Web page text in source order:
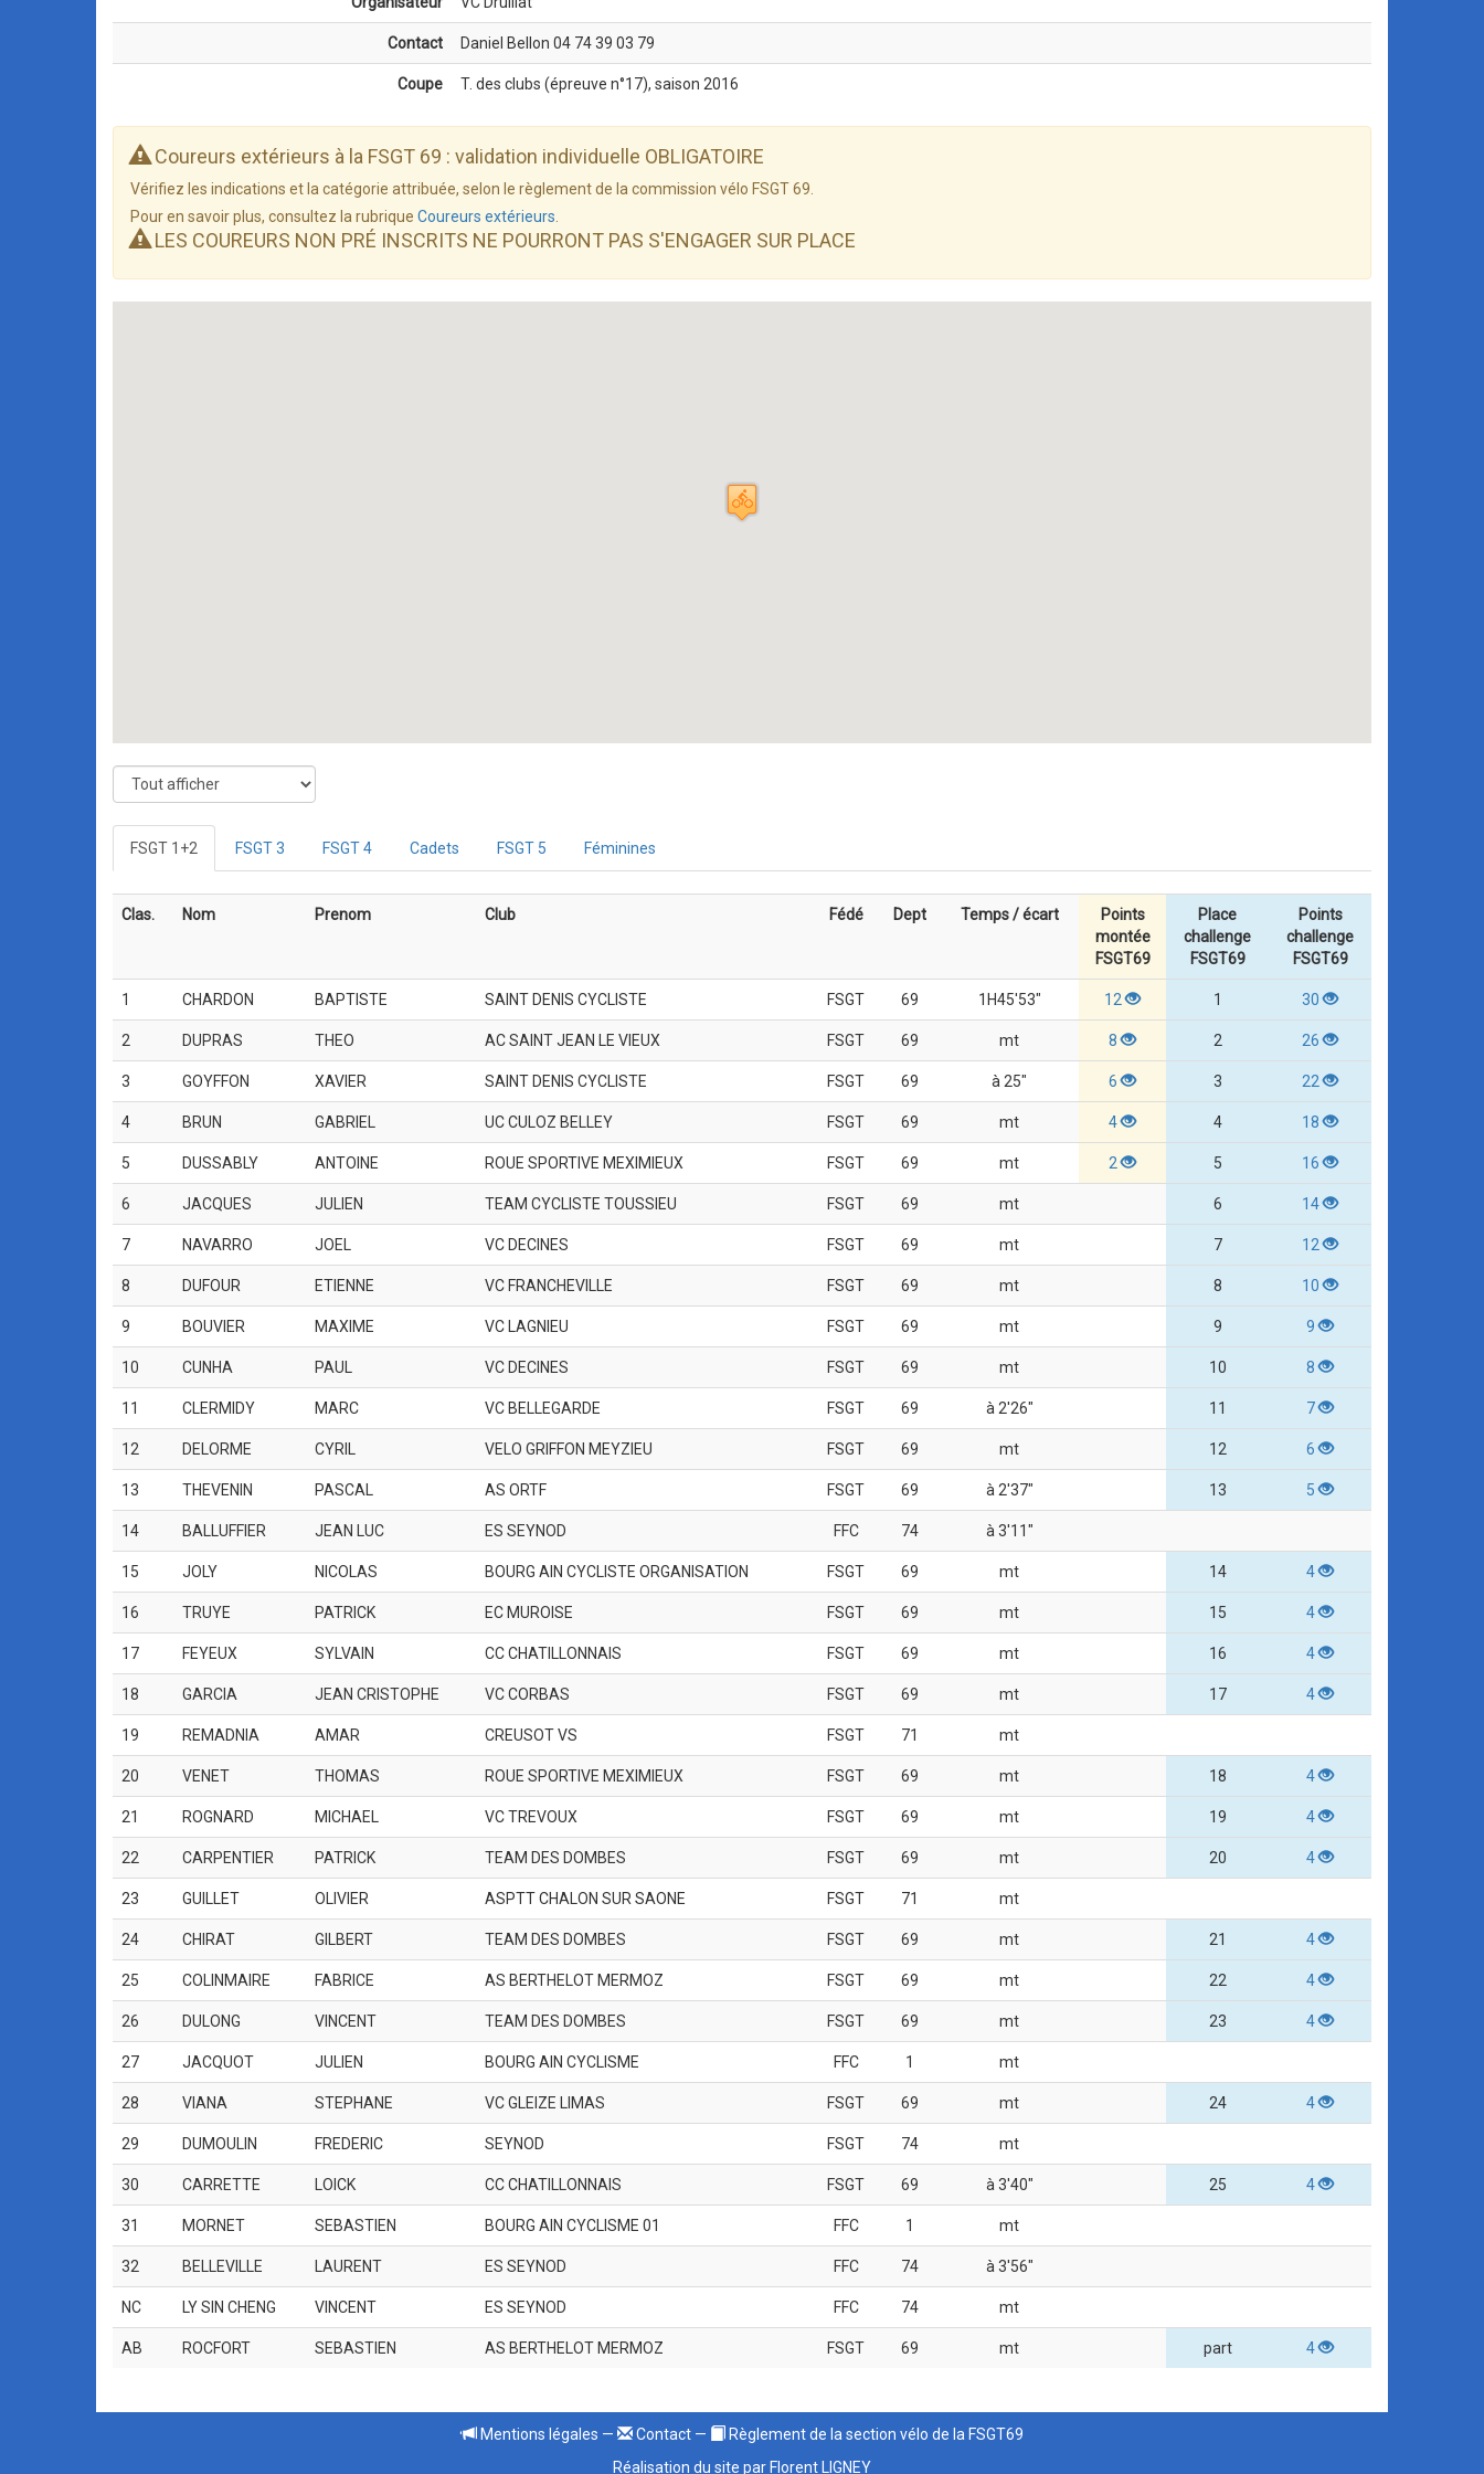
Contact Daniel Bellon 04 74 39 03 79
Coupe T. des clubs (épreuve n°17), saison 2016
Coureurs extérieurs à la FSGT 69 : validation individuelle OBLIGATOIRE
Vérifiez les indications et la catégorie attribuée, selon le règlement de la commission vélo FSGT 69.
Pour en savoir plus, consultez la rubrique Coureurs extérieurs
LES COUREURS NON PRÉ INSCRITS NE POURRONT PAS S'ENGAGER SUR PLACE
FSGT 1+2 FSGT 3 FSGT 4 Cadets FSGT 5 Féminines
Clas. Nom Prenom Club Fédé Dept Temps / écart
Points
montée
FSGT69
Place
challenge
FSGT69
Points
challenge
FSGT69
1 CHARDON BAPTISTE SAINT DENIS CYCLISTE FSGT 69 1H45'53" 12 1 30
2 DUPRAS THEO AC SAINT JEAN LE VIEUX FSGT 69 mt 8 2 26
3 GOYFFON XAVIER SAINT DENIS CYCLISTE FSGT 69 à 25" 6 3 22
4 BRUN GABRIEL UC CULOZ BELLEY FSGT 69 mt 4 4 18
5 DUSSABLY ANTOINE ROUE SPORTIVE MEXIMIEUX FSGT 69 mt 2 5 16
6 JACQUES JULIEN TEAM CYCLISTE TOUSSIEU FSGT 69 mt 6 14
7 NAVARRO JOEL VC DECINES FSGT 69 mt 7 12
8 DUFOUR ETIENNE VC FRANCHEVILLE FSGT 69 mt 8 10
9 BOUVIER MAXIME VC LAGNIEU FSGT 69 mt 9 9
10 CUNHA PAUL VC DECINES FSGT 69 mt 10 8
11 CLERMIDY MARC VC BELLEGARDE FSGT 69 à 2'26" 11 7
12 DELORME CYRIL VELO GRIFFON MEYZIEU FSGT 69 mt 12 6
13 THEVENIN PASCAL AS ORTF FSGT 69 à 2'37" 13 5
14 BALLUFFIER JEAN LUC ES SEYNOD FFC 74 à 3'11"
15 JOLY NICOLAS BOURG AIN CYCLISTE ORGANISATION FSGT 69 mt 14 4
16 TRUYE PATRICK EC MUROISE FSGT 69 mt 15 4
17 FEYEUX SYLVAIN CC CHATILLONNAIS FSGT 69 mt 16 4
18 GARCIA JEAN CRISTOPHE VC CORBAS FSGT 69 mt 17 4
19 REMADNIA AMAR CREUSOT VS FSGT 71 mt
20 VENET THOMAS ROUE SPORTIVE MEXIMIEUX FSGT 69 mt 18 4
21 ROGNARD MICHAEL VC TREVOUX FSGT 69 mt 19 4
22 CARPENTIER PATRICK TEAM DES DOMBES FSGT 69 mt 20 4
23 GUILLET OLIVIER ASPTT CHALON SUR SAONE FSGT 71 mt
24 CHIRAT GILBERT TEAM DES DOMBES FSGT 69 mt 21 4
25 COLINMAIRE FABRICE AS BERTHELOT MERMOZ FSGT 69 mt 22 4
26 DULONG VINCENT TEAM DES DOMBES FSGT 69 mt 23 4
27 JACQUOT JULIEN BOURG AIN CYCLISME FFC 1 mt
28 VIANA STEPHANE VC GLEIZE LIMAS FSGT 69 mt 24 4
29 DUMOULIN FREDERIC SEYNOD FSGT 74 mt
30 CARRETTE LOICK CC CHATILLONNAIS FSGT 69 à 3'40" 25 4
31 MORNET SEBASTIEN BOURG AIN CYCLISME 01 FFC 1 mt
32 BELLEVILLE LAURENT ES SEYNOD FFC 74 à 3'56"
NC LY SIN CHENG VINCENT ES SEYNOD FFC 74 mt
AB ROCFORT SEBASTIEN AS BERTHELOT MERMOZ FSGT 69 mt part 4
Mentions légales — Contact—
Règlement de la section vélo de la FSGT69
Réalisation du site par Florent LIGNEY